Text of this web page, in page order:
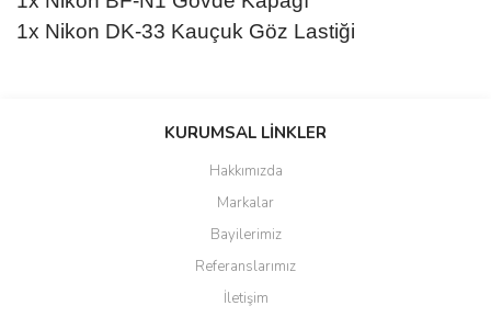
1x Nikon DK-33 Kauçuk Göz Lastiği
tarafımıza iletebilirsiniz.
Ürün resmi kalitesiz, bozuk veya görüntülenemiyor.
Ürün açıklamasında eksik bilgiler bulunuyor.
Ürün bilgilerinde hatalar bulunuyor.
Ürün fiyatı diğer sitelerden daha pahalı.
KURUMSAL LİNKLER
Hakkımızda
Markalar
Bayilerimiz
Referanslarımız
İletişim